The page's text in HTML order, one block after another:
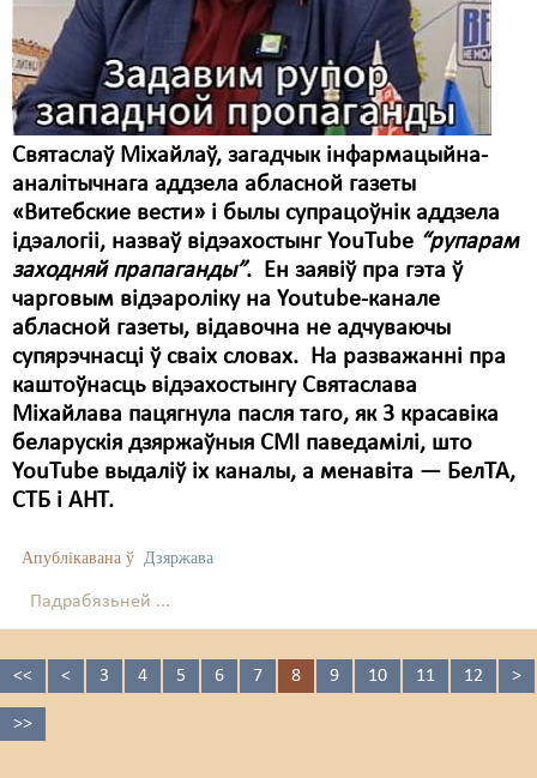
Святаслаў Міхайлаў, загадчык інфармацыйна-
аналітычнага аддзела абласной газеты
«Витебские вести» і былы супрацоўнік аддзела
ідэалогіі, назваў відэахостынг YouTube “рупарам
заходняй прапаганды”. Ен заявіў пра гэта ў
чарговым відэароліку на Youtube-канале
абласной газеты, відавочна не адчуваючы
супярэчнасці ў сваіх словах. На разважанні пра
каштоўнасць відэахостынгу Святаслава
Міхайлава пацягнула пасля таго, як 3 красавіка
беларускія дзяржаўныя СМІ паведамілі, што
YouTube выдаліў іх каналы, а менавіта — БелТА,
СТБ і АНТ.
Апублікавана ў Дзяржава
Падрабязьней ...
<< < 3 4 5 6 7 8 9 10 11 12 >
>>